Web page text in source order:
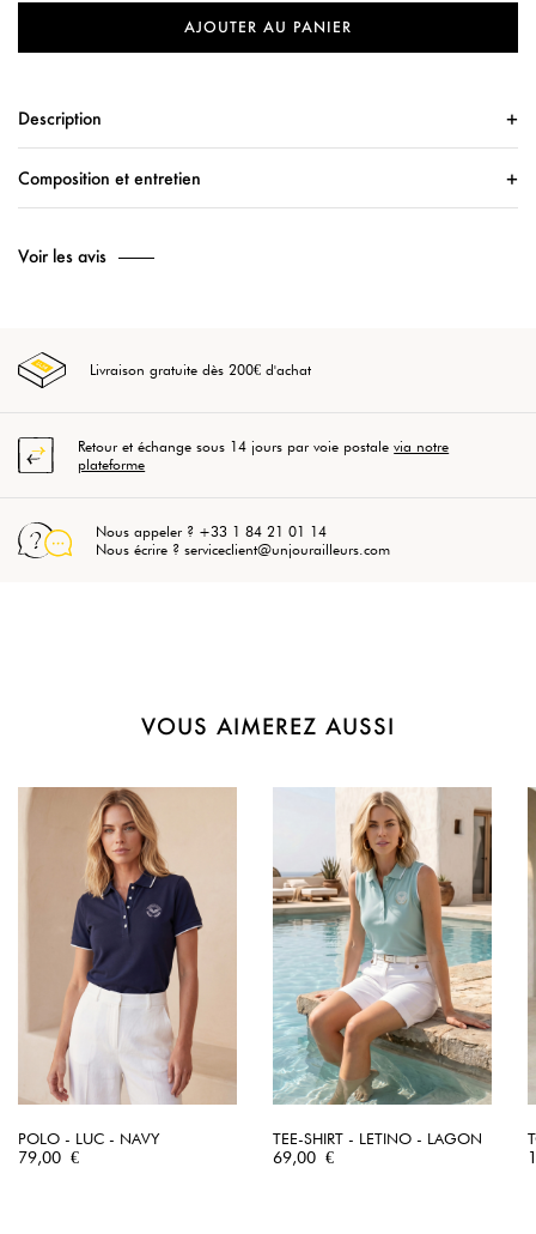
AJOUTER AU PANIER
Description
Composition et entretien
Voir les avis
Livraison gratuite dès 200€ d'achat
Retour et échange sous 14 jours par voie postalevia notre
plateforme
Nous appeler ? +33 1 84 21 01 14
Nous écrire ? serviceclient@unjourailleurs.com
VOUS AIMEREZ AUSSI
POLO - LUC - NAVY
Prix
79,00 €
TEE-SHIRT - LETINO - LAGON
Prix
69,00 €